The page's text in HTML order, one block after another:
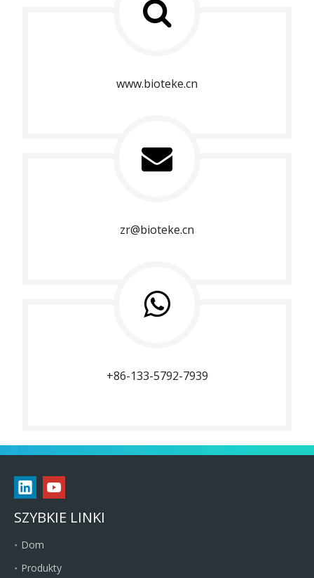
www.bioteke.cn
zr@bioteke.cn
+86-133-5792-7939
SZYBKIE LINKI
Dom
Produkty